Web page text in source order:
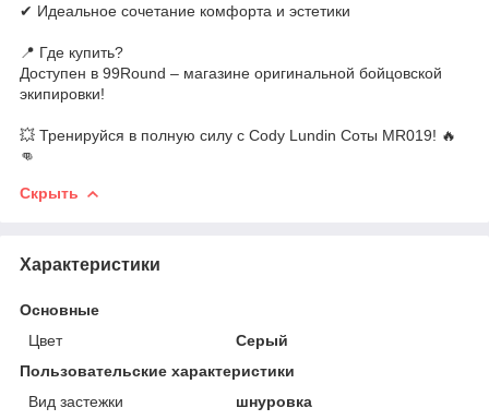
✔ Идеальное сочетание комфорта и эстетики
📍 Где купить?
Доступен в 99Round – магазине оригинальной бойцовской
экипировки!
💥 Тренируйся в полную силу с Cody Lundin Соты MR019! 🔥
👊
Скрыть
Характеристики
Основные
Цвет
Серый
Пользовательские характеристики
Вид застежки
шнуровка